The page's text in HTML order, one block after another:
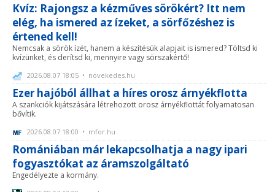
Kvíz: Rajongsz a kézműves sörökért? Itt nem
elég, ha ismered az ízeket, a sörfőzéshez is
értened kell!
Nemcsak a sörök ízét, hanem a készítésük alapjait is ismered? Töltsd ki
kvízünket, és derítsd ki, mennyire vagy sörszakértő!
2026.08.07 18:05 • novekedes.hu
Ezer hajóból állhat a híres orosz árnyékflotta
A szankciók kijátszására létrehozott orosz árnyékflottát folyamatosan
bővítik.
2026.08.07 18:00 • mfor.hu
Romániában már lekapcsolhatja a nagy ipari
fogyasztókat az áramszolgáltató
Engedélyezte a kormány.